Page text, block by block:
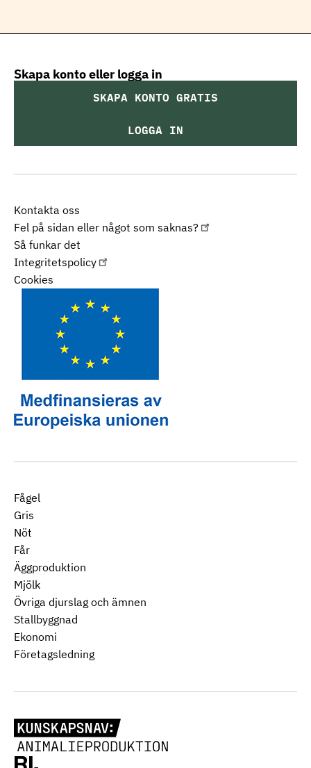
Fågel
Gris
Nöt
Får
Äggproduktion
Mjölk
Övriga djurslag och ämnen
Stallbyggnad
Ekonomi
Företagsledning
Kontakta oss
Fel på sidan eller något som saknas?
Så funkar det
Integritetspolicy
Cookies
Skapa konto eller logga in
SKAPA KONTO GRATIS
LOGGA IN